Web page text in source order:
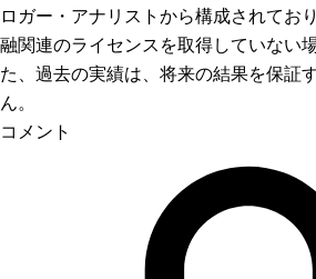
ロガー・アナリストから構成されてお
融関連のライセンスを取得していない
た、過去の実績は、将来の結果を保証
ん。
コメント